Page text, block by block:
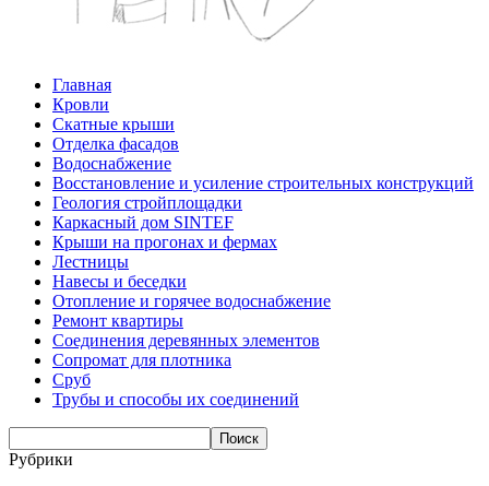
Главная
Кровли
Скатные крыши
Отделка фасадов
Водоснабжение
Восстановление и усиление строительных конструкций
Геология стройплощадки
Каркасный дом SINTEF
Крыши на прогонах и фермах
Лестницы
Навесы и беседки
Отопление и горячее водоснабжение
Ремонт квартиры
Соединения деревянных элементов
Сопромат для плотника
Сруб
Трубы и способы их соединений
Рубрики